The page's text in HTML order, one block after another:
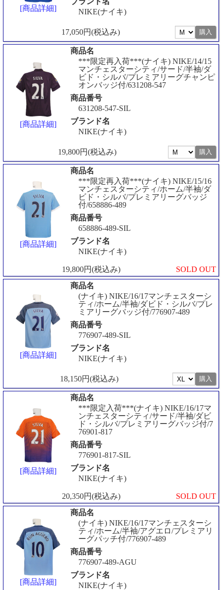
[商品詳細]
NIKE(ナイキ)
17,050円(税込み)
[商品詳細]
商品名
***限定再入荷***(ナイキ) NIKE/14/15
マンチェスターシティ/サード/半袖/ダ
ビド・シルバ/プレミアリーグチャンピ
オンバッジ付/631208-547
商品番号
631208-547-SIL
ブランド名
NIKE(ナイキ)
19,800円(税込み)
[商品詳細]
商品名
***限定再入荷***(ナイキ) NIKE/15/16
マンチェスターシティ/ホーム/半袖/ダ
ビド・シルバ/プレミアリーグバッジ
付/658886-489
商品番号
658886-489-SIL
ブランド名
NIKE(ナイキ)
19,800円(税込み) SOLD OUT
[商品詳細]
商品名
(ナイキ) NIKE/16/17マンチェスターシ
ティ/ホーム/半袖/ダビド・シルバ/プレ
ミアリーグバッジ付/776907-489
商品番号
776907-489-SIL
ブランド名
NIKE(ナイキ)
18,150円(税込み)
[商品詳細]
商品名
***限定入荷***(ナイキ) NIKE/16/17マ
ンチェスターシティ/サード/半袖/ダビ
ド・シルバ/プレミアリーグバッジ付/7
76901-817
商品番号
776901-817-SIL
ブランド名
NIKE(ナイキ)
20,350円(税込み) SOLD OUT
[商品詳細]
商品名
(ナイキ) NIKE/16/17マンチェスターシ
ティ/ホーム/半袖/アグエロ/プレミアリ
ーグパッチ付/776907-489
商品番号
776907-489-AGU
ブランド名
NIKE(ナイキ)